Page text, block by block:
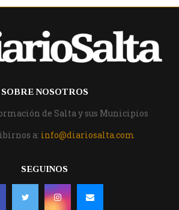
SOBRE NOSOTROS
de Salta y sus Municipios
a: info@diariosalta.com
SEGUINOS